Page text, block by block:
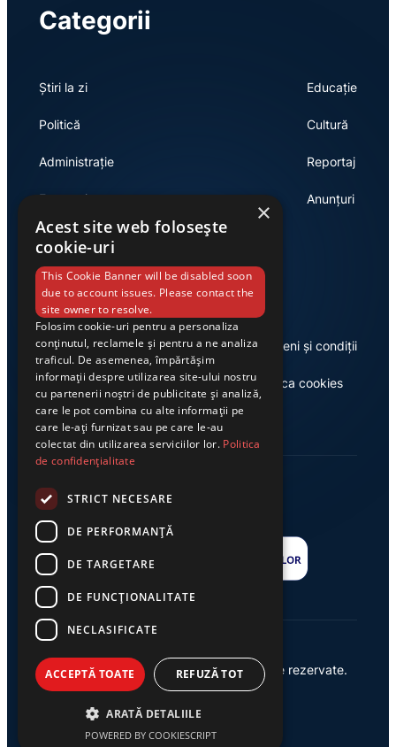
Categorii
Știri la zi
Politică
Administrație
Economie
Educație
Cultură
Reportaj
Anunțuri
Link-uri utile
Despre noi
Casa de editură Exclusiv
Termeni și condiții
Politica cookies
© 2026 Ziarul Exclusiv – Toate drepturile rezervate.
Powered by {AW}
×
Acest site web folosește
cookie-uri
This Cookie Banner will be disabled soon
due to account issues. Please contact the
site owner to resolve.
Folosim cookie-uri pentru a personaliza
conținutul, reclamele și pentru a ne analiza
traficul. De asemenea, împărtășim
informații despre utilizarea site-ului nostru
cu partenerii noștri de publicitate și analiză,
care le pot combina cu alte informații pe
care le-ați furnizat sau pe care le-au
colectat din utilizarea serviciilor lor. Politica
de confidențialitate
STRICT NECESARE
DE PERFORMANȚĂ
DE TARGETARE
DE FUNCŢIONALITATE
NECLASIFICATE
ACCEPTĂ TOATE REFUZĂ TOT
ARATĂ DETALIILE
POWERED BY COOKIESCRIPT